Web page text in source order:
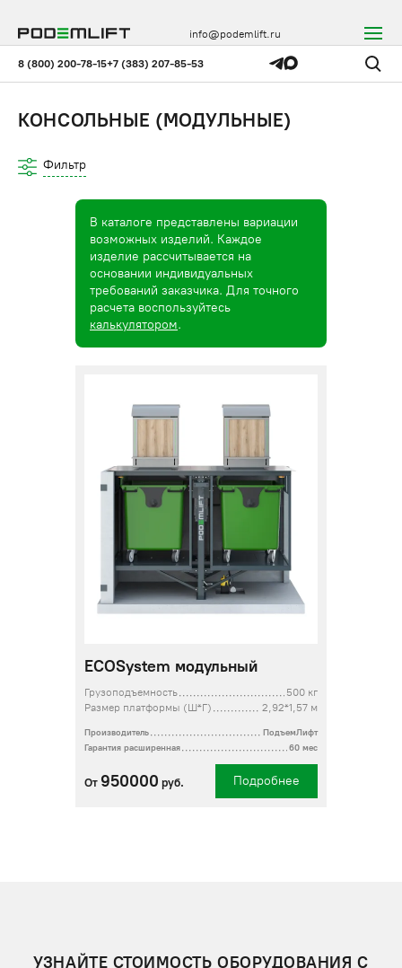
8 (800) 200-78-15+7 (383) 207-85-53
info@podemlift.ru
КОНСОЛЬНЫЕ (МОДУЛЬНЫЕ)
Фильтр
В каталоге представлены вариации
возможных изделий. Каждое
изделие рассчитывается на
основании индивидуальных
требований заказчика. Для точного
расчета воспользуйтесь
калькулятором.
ECOSystem модульный
Грузоподъемность
500 кг
Размер платформы (Ш*Г)
2,92*1,57 м
Производитель
ПодъемЛифт
Гарантия расширенная
60 мес
От 950000 руб. Подробнее
УЗНАЙТЕ СТОИМОСТЬ ОБОРУДОВАНИЯ С